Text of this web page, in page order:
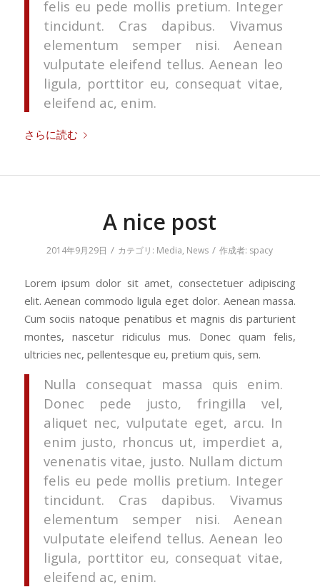
felis eu pede mollis pretium. Integer
tincidunt. Cras dapibus. Vivamus
elementum semper nisi. Aenean
vulputate eleifend tellus. Aenean leo
ligula, porttitor eu, consequat vitae,
eleifend ac, enim.
さらに読む
A nice post
2014年9月29日 / カテゴリ: Media, News / 作成者: spacy
Lorem ipsum dolor sit amet, consectetuer adipiscing
elit. Aenean commodo ligula eget dolor. Aenean massa.
Cum sociis natoque penatibus et magnis dis parturient
montes, nascetur ridiculus mus. Donec quam felis,
ultricies nec, pellentesque eu, pretium quis, sem.
Nulla consequat massa quis enim.
Donec pede justo, fringilla vel,
aliquet nec, vulputate eget, arcu. In
enim justo, rhoncus ut, imperdiet a,
venenatis vitae, justo. Nullam dictum
felis eu pede mollis pretium. Integer
tincidunt. Cras dapibus. Vivamus
elementum semper nisi. Aenean
vulputate eleifend tellus. Aenean leo
ligula, porttitor eu, consequat vitae,
eleifend ac, enim.